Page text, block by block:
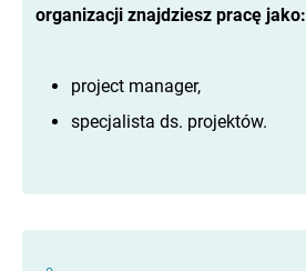
organizacji znajdziesz pracę jako:
project manager,
specjalista ds. projektów.